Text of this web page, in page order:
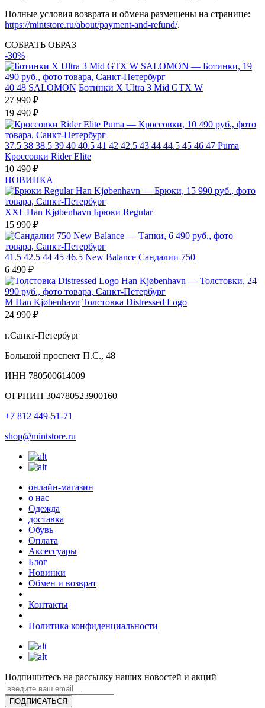
Полные условия возврата и обмена размещены на странице:
https://mintstore.ru/about/payment-and-refund/.
СОБРАТЬ ОБРАЗ
-30%
40 48 SALOMON Ботинки X Ultra 3 Mid GTX W
27 990 ₽
19 490 ₽
37.5 38 38.5 39 40 40.5 41 42 42.5 43 44 44.5 45 46 47 Puma
Кроссовки Rider Elite
10 490 ₽
НОВИНКА
XXL Han Kjøbenhavn Брюки Regular
15 990 ₽
41.5 42.5 44 45 46.5 New Balance Сандалии 750
6 490 ₽
M Han Kjøbenhavn Толстовка Distressed Logo
24 990 ₽
г.Санкт-Петербург
Большой проспект П.С., 48
ИНН 780500614009
ОГРНИП 304780523900160
+7 812 449-51-71
shop@mintstore.ru
онлайн-магазин
о нас
Одежда
доставка
Обувь
Оплата
Аксессуары
Блог
Новинки
Обмен и возврат
Контакты
Политика конфиденциальности
Подпишитесь на рассылку наших новостей и акций
ПОДПИСАТЬСЯ